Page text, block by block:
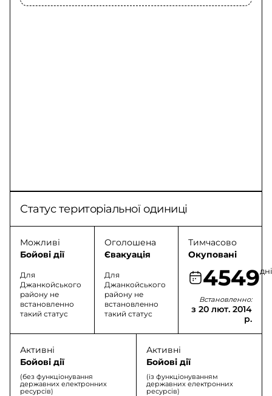
Статус територіальної одиниці
Можливі
Бойові дії
Для
Джанкойського
району не
встановленно
такий статус
Оголошена
Євакуація
Для
Джанкойського
району не
встановленно
такий статус
Тимчасово
Окуповані
4549
Встановленно:
з 20 лют. 2014
р.
Активні
Бойові дії
(без функціонування
державних електронних
ресурсів)
Активні
Бойові дії
(із функціонуванням
державних електронних
ресурсів)